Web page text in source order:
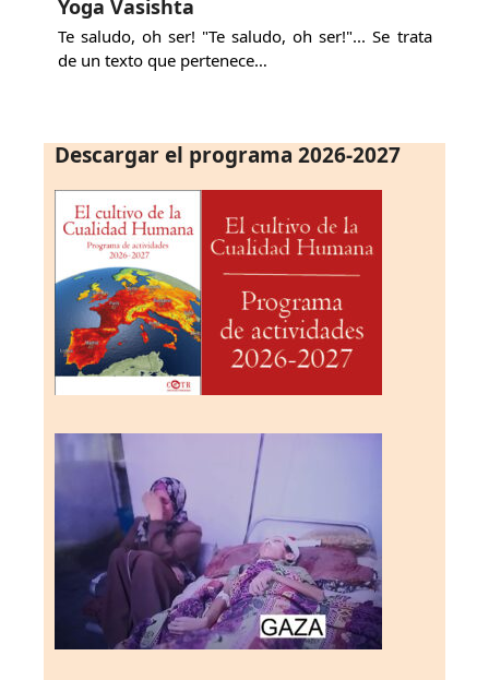
Yoga Vasishta
Te saludo, oh ser! "Te saludo, oh ser!"... Se trata
de un texto que pertenece…
Descargar el programa 2026-2027